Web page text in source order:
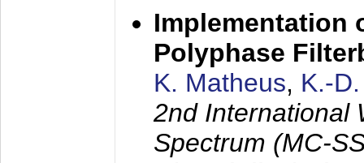
Implementation
Polyphase
K. Matheus, K.-
2nd International
Spectrum (MC-